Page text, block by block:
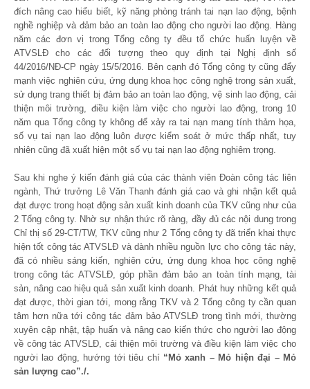
đích nâng cao hiểu biết, kỹ năng phòng tránh tai nạn lao động, bệnh
nghề nghiệp và đảm bảo an toàn lao động cho người lao động. Hàng
năm các đơn vị trong Tổng công ty đều tổ chức huấn luyện về
ATVSLĐ cho các đối tượng theo quy định tại Nghị định số
44/2016/NĐ-CP ngày 15/5/2016. Bên cạnh đó Tổng công ty cũng đẩy
mạnh việc nghiên cứu, ứng dụng khoa học công nghệ trong sản xuất,
sử dụng trang thiết bị đảm bảo an toàn lao động, vệ sinh lao động, cải
thiện môi trường, điều kiện làm việc cho người lao động, trong 10
năm qua Tổng công ty không để xảy ra tai nạn mang tính thảm họa,
số vụ tai nạn lao động luôn được kiểm soát ở mức thấp nhất, tuy
nhiên cũng đã xuất hiện một số vụ tai nạn lao động nghiêm trọng.
Sau khi nghe ý kiến đánh giá của các thành viên Đoàn công tác liên
ngành, Thứ trưởng Lê Văn Thanh đánh giá cao và ghi nhận kết quả
đạt được trong hoạt động sản xuất kinh doanh của TKV cũng như của
2 Tổng công ty. Nhờ sự nhận thức rõ ràng, đầy đủ các nội dung trong
Chỉ thị số 29-CT/TW, TKV cũng như 2 Tổng công ty đã triển khai thực
hiện tốt công tác ATVSLĐ và dành nhiều nguồn lực cho công tác này,
đã có nhiều sáng kiến, nghiên cứu, ứng dụng khoa học công nghệ
trong công tác ATVSLĐ, góp phần đảm bảo an toàn tính mạng, tài
sản, nâng cao hiệu quả sản xuất kinh doanh. Phát huy những kết quả
đạt được, thời gian tới, mong rằng TKV và 2 Tổng công ty cần quan
tâm hơn nữa tới công tác đảm bảo ATVSLĐ trong tình mới, thường
xuyên cập nhật, tập huấn và nâng cao kiến thức cho người lao động
về công tác ATVSLĐ, cải thiện môi trường và điều kiện làm việc cho
người lao động, hướng tới tiêu chí “Mỏ xanh – Mỏ hiện đại – Mỏ
sản lượng cao”./.